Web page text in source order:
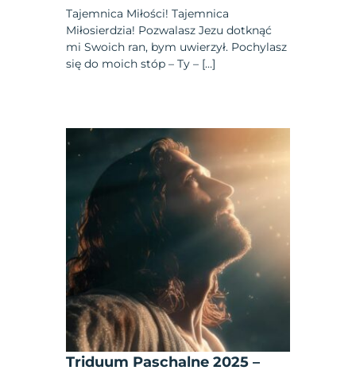
Tajemnica Miłości! Tajemnica
Miłosierdzia! Pozwalasz Jezu dotknąć
mi Swoich ran, bym uwierzył. Pochylasz
się do moich stóp – Ty – […]
Triduum Paschalne 2025 –